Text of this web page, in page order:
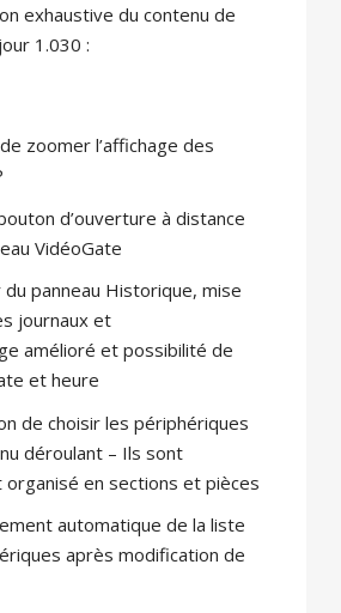
exhaustive du contenu de
1.030 :
zoomer l’affichage des
d’ouverture à distance
VidéoGate
du panneau Historique, mise
journaux et
amélioré et possibilité de
et heure
de choisir les périphériques
déroulant – Ils sont
organisé en sections et pièces
automatique de la liste
après modification de